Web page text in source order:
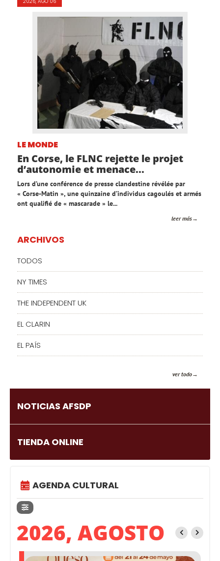
LE MONDE
En Corse, le FLNC rejette le projet
d’autonomie et menace...
Lors d’une conférence de presse clandestine révélée par
« Corse-Matin », une quinzaine d’individus cagoulés et armés
ont qualifié de « mascarade » le...
leer más
ARCHIVOS
TODOS
NY TIMES
THE INDEPENDENT UK
EL CLARIN
EL PAÍS
ver todo
NOTICIAS AFSDP
TIENDA ONLINE
AGENDA CULTURAL
2026, AGOSTO